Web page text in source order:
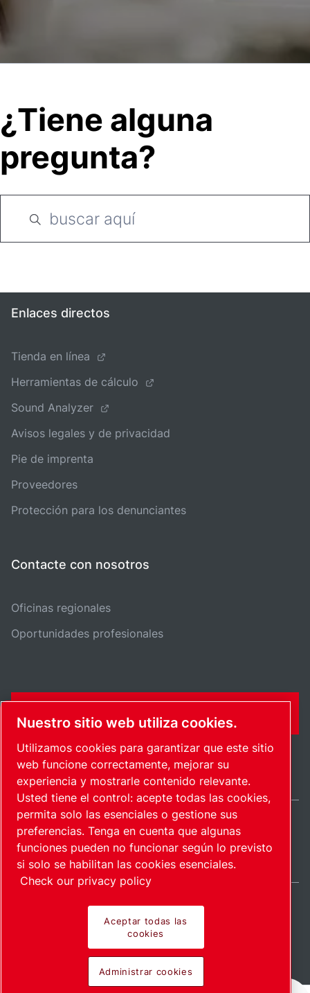
¿Tiene alguna
pregunta?
Enlaces directos
Tienda en línea
Herramientas de cálculo
Sound Analyzer
Avisos legales y de privacidad
Pie de imprenta
Proveedores
Protección para los denunciantes
Contacte con nosotros
Oficinas regionales
Oportunidades profesionales
Mapa del sitioAdministrar cookies © 2026 Copyright.
Spain / ES
Pioneering products.
Nuestro sitio web utiliza cookies.
Utilizamos cookies para garantizar que este sitio
web funcione correctamente, mejorar su
experiencia y mostrarle contenido relevante.
Usted tiene el control: acepte todas las cookies,
permita solo las esenciales o gestione sus
preferencias. Tenga en cuenta que algunas
funciones pueden no funcionar según lo previsto
si solo se habilitan las cookies esenciales.
Check our privacy policy
Aceptar todas las
cookies
Administrar cookies